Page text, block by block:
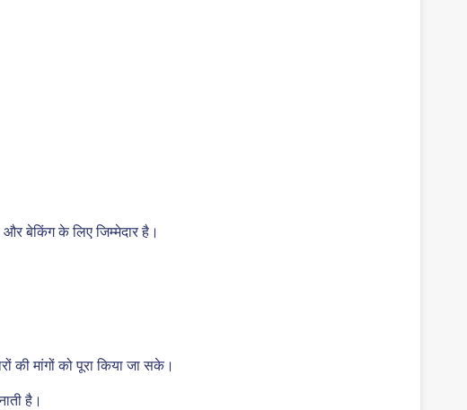
बेकिंग के लिए जिम्मेदार है।
की मांगों को पूरा किया जा सके।
है।